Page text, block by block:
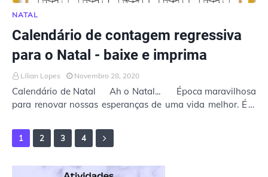
NATAL
Calendário de contagem regressiva
para o Natal - baixe e imprima
Lilian Lopes Novembro 28, 2020
Calendário de Natal Ah o Natal... Época maravilhosa
para renovar nossas esperanças de uma vida melhor. É o
1 2 3 4